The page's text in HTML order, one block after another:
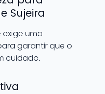
Sujeira
uma
garantir que o
cuidado.